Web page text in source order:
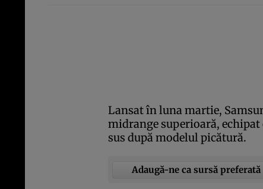
Lansat în luna martie,
midrange superioară,
sus după modelul picătură.
Adaugă-ne ca sursă preferată